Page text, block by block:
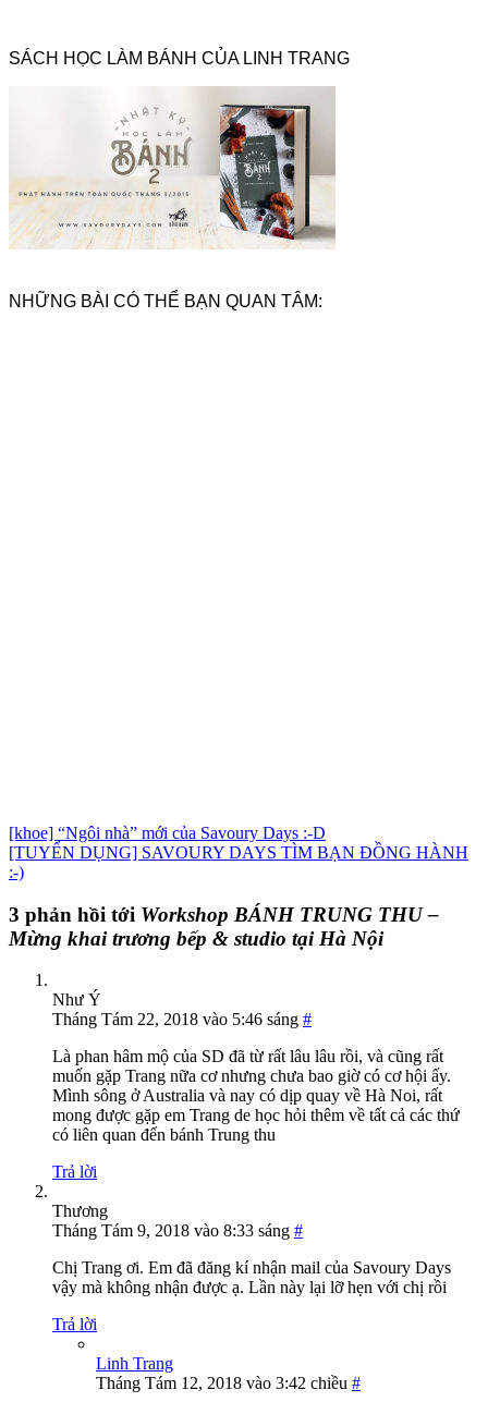
SÁCH HỌC LÀM BÁNH CỦA LINH TRANG
NHỮNG BÀI CÓ THỂ BẠN QUAN TÂM:
[khoe] “Ngôi nhà” mới của Savoury Days :-D
[TUYỂN DỤNG] SAVOURY DAYS TÌM BẠN ĐỒNG HÀNH
:-)
3 phản hồi tới Workshop BÁNH TRUNG THU –
Mừng khai trương bếp & studio tại Hà Nội
Như Ý
Tháng Tám 22, 2018 vào 5:46 sáng #
Là phan hâm mộ của SD đã từ rất lâu lâu rồi, và cũng rất
muốn gặp Trang nữa cơ nhưng chưa bao giờ có cơ hội ấy.
Mình sông ở Australia và nay có dịp quay về Hà Noi, rất
mong được gặp em Trang de học hỏi thêm về tất cả các thứ
có liên quan đến bánh Trung thu
Trả lời
Thương
Tháng Tám 9, 2018 vào 8:33 sáng #
Chị Trang ơi. Em đã đăng kí nhận mail của Savoury Days
vậy mà không nhận được ạ. Lần này lại lỡ hẹn với chị rồi
Trả lời
Linh Trang
Tháng Tám 12, 2018 vào 3:42 chiều #